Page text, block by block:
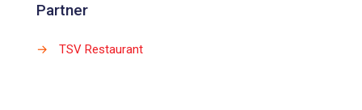
Partner
→ TSV Restaurant